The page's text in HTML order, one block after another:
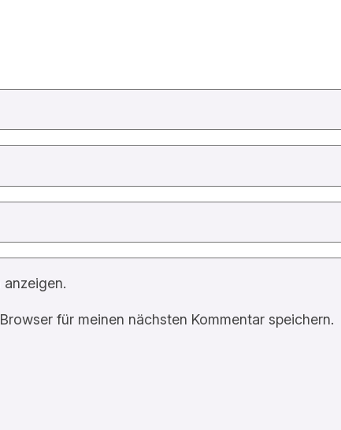
für meinen nächsten Kommentar speichern.